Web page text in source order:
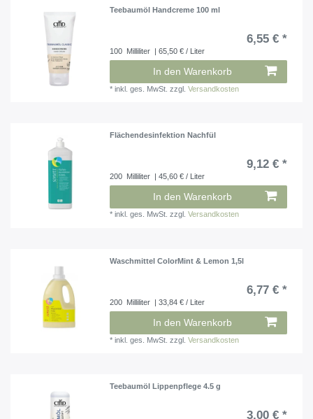
Teebaumöl Handcreme 100 ml
6,55 € *
100 Milliliter | 65,50 € / Liter
In den Warenkorb
*inkl. ges. MwSt. zzgl.Versandkosten
Flächendesinfektion Nachfül
9,12 € *
200 Milliliter | 45,60 € / Liter
In den Warenkorb
*inkl. ges. MwSt. zzgl.Versandkosten
Waschmittel ColorMint & Lemon 1,5l
6,77 € *
200 Milliliter | 33,84 € / Liter
In den Warenkorb
*inkl. ges. MwSt. zzgl.Versandkosten
Teebaumöl Lippenpflege 4.5 g
3,00 € *